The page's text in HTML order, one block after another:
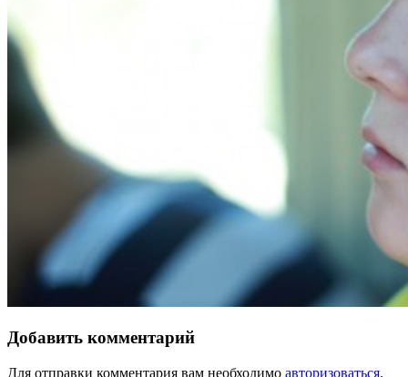
Добавить комментарий
Для отправки комментария вам необходимо авторизоваться.